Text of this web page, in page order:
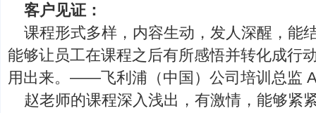
客户见证：
课程形式多样，内容生动，发人深醒，能
能够让员工在课程之后有所感悟并转化成行
用出来。——飞利浦（中国）公司培训总监
赵老师的课程深入浅出，有激情，能够紧